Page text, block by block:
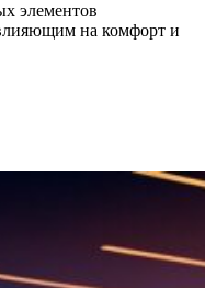
элементов
на комфорт и